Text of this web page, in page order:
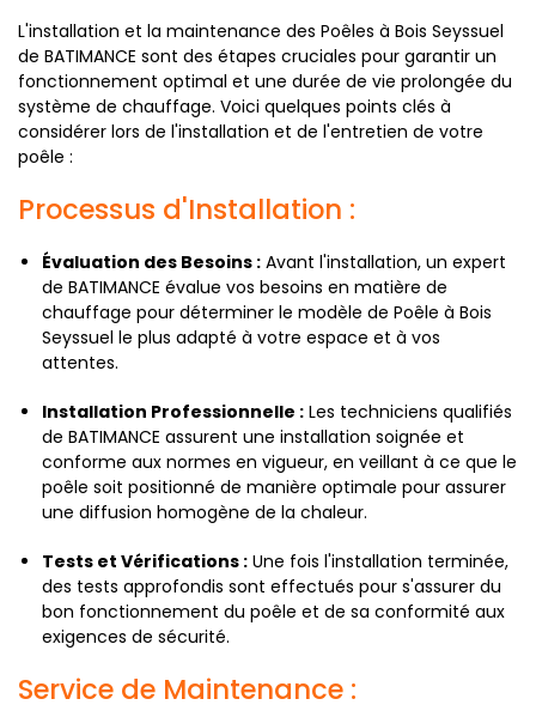
L'installation et la maintenance des Poêles à Bois Seyssuel
de BATIMANCE sont des étapes cruciales pour garantir un
fonctionnement optimal et une durée de vie prolongée du
système de chauffage. Voici quelques points clés à
considérer lors de l'installation et de l'entretien de votre
poêle :
Processus d'Installation :
Évaluation des Besoins : Avant l'installation, un expert
de BATIMANCE évalue vos besoins en matière de
chauffage pour déterminer le modèle de Poêle à Bois
Seyssuel le plus adapté à votre espace et à vos
attentes.
Installation Professionnelle : Les techniciens qualifiés
de BATIMANCE assurent une installation soignée et
conforme aux normes en vigueur, en veillant à ce que le
poêle soit positionné de manière optimale pour assurer
une diffusion homogène de la chaleur.
Tests et Vérifications : Une fois l'installation terminée,
des tests approfondis sont effectués pour s'assurer du
bon fonctionnement du poêle et de sa conformité aux
exigences de sécurité.
Service de Maintenance :